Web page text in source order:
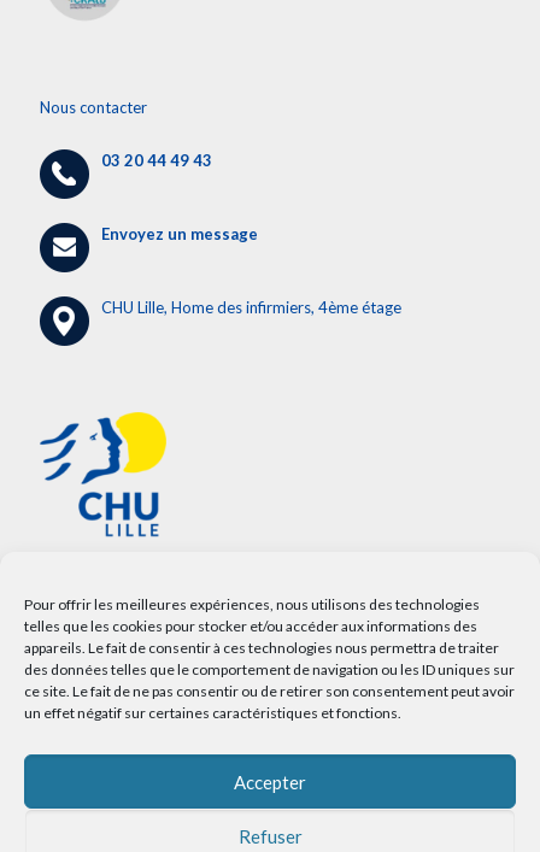
Pour offrir les meilleures expériences, nous utilisons des technologies
telles que les cookies pour stocker et/ou accéder aux informations des
appareils. Le fait de consentir à ces technologies nous permettra de traiter
des données telles que le comportement de navigation ou les ID uniques sur
ce site. Le fait de ne pas consentir ou de retirer son consentement peut avoir
un effet négatif sur certaines caractéristiques et fonctions.
Accepter
Refuser
Nous contacter
03 20 44 49 43
Envoyez un message
CHU Lille, Home des infirmiers, 4ème étage